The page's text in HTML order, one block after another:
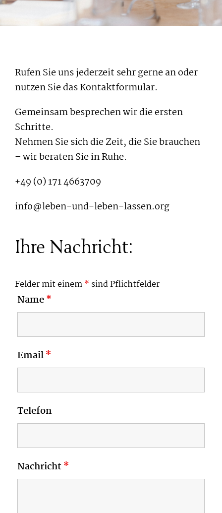
Rufen Sie uns jederzeit sehr gerne an oder
nutzen Sie das Kontaktformular.
Gemeinsam besprechen wir die ersten
Schritte.
Nehmen Sie sich die Zeit, die Sie brauchen
– wir beraten Sie in Ruhe.
+49 (0) 171 4663709
info@leben-und-leben-lassen.org
Ihre Nachricht:
Felder mit einem* sind Pflichtfelder
Name*
Email*
Telefon
Nachricht*